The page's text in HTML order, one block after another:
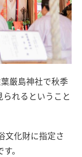
厳島神社で秋季
れるということ
文化財に指定さ
。